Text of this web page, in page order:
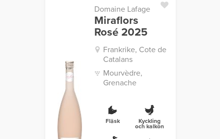
Domaine Lafage
Miraflors
Rosé 2025
Frankrike, Cote de
Catalans
Mourvèdre,
Grenache
Fläsk Kyckling
och kalkon